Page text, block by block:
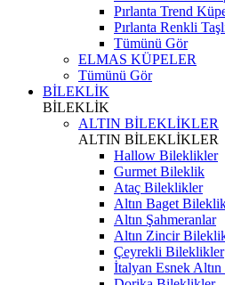
Pırlanta Trend
Pırlanta Renkli
Tümünü Gör
ELMAS KÜPELER
Tümünü Gör
BİLEKLİK
BİLEKLİK
ALTIN BİLEKLİKLER
ALTIN BİLEKLİKLER
Hallow Bileklikler
Gurmet Bileklik
Ataç Bileklikler
Altın Baget
Altın Şahmeranlar
Altın Zincir
Çeyrekli Bileklikler
İtalyan Esnek